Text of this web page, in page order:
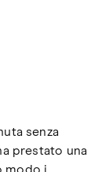
senza
prestato una
modo i